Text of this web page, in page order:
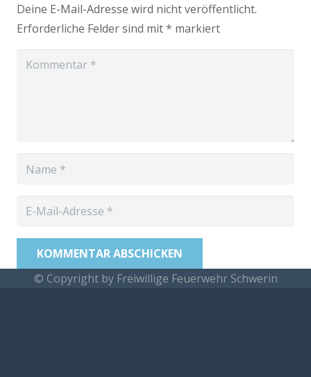
Deine E-Mail-Adresse wird nicht veröffentlicht.
Erforderliche Felder sind mit* markiert
KOMMENTAR ABSCHICKEN
© Copyright by Freiwillige Feuerwehr Schwerin